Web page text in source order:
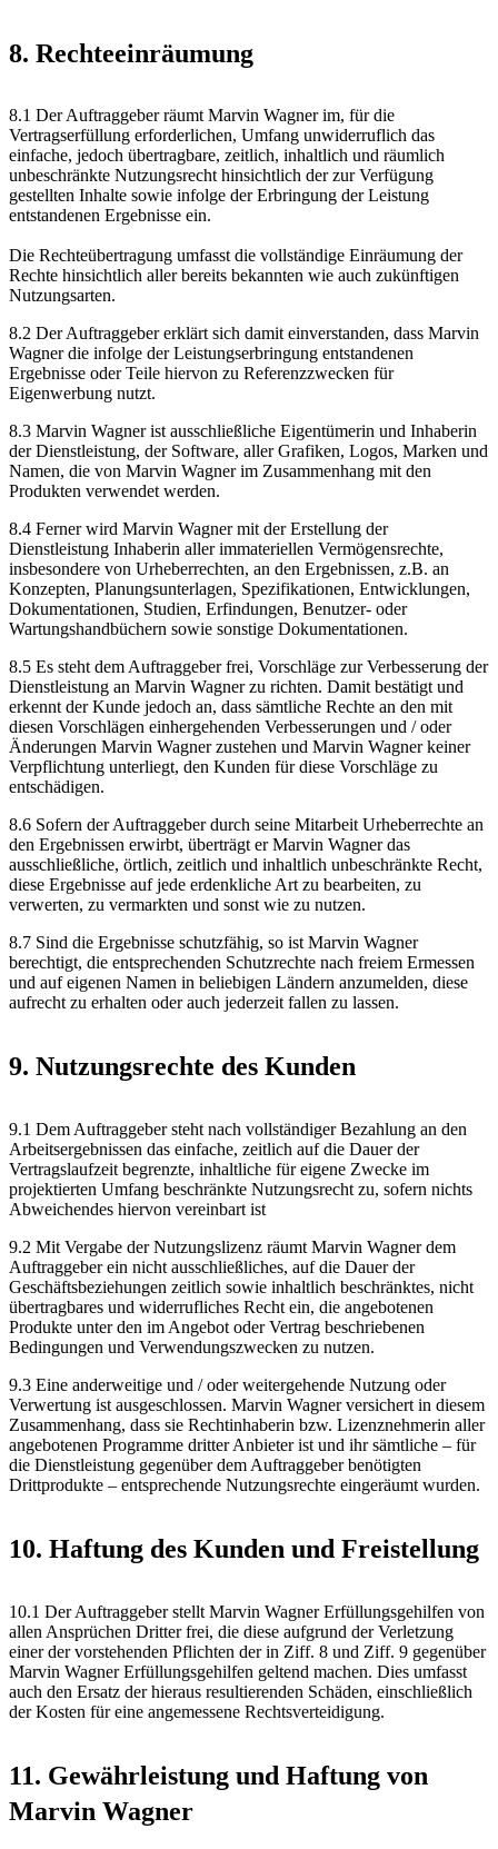
8. Rechteeinräumung
8.1 Der Auftraggeber räumt Marvin Wagner im, für die
Vertragserfüllung erforderlichen, Umfang unwiderruflich das
einfache, jedoch übertragbare, zeitlich, inhaltlich und räumlich
unbeschränkte Nutzungsrecht hinsichtlich der zur Verfügung
gestellten Inhalte sowie infolge der Erbringung der Leistung
entstandenen Ergebnisse ein.
Die Rechteübertragung umfasst die vollständige Einräumung der
Rechte hinsichtlich aller bereits bekannten wie auch zukünftigen
Nutzungsarten.
8.2 Der Auftraggeber erklärt sich damit einverstanden, dass Marvin
Wagner die infolge der Leistungserbringung entstandenen
Ergebnisse oder Teile hiervon zu Referenzzwecken für
Eigenwerbung nutzt.
8.3 Marvin Wagner ist ausschließliche Eigentümerin und Inhaberin
der Dienstleistung, der Software, aller Grafiken, Logos, Marken und
Namen, die von Marvin Wagner im Zusammenhang mit den
Produkten verwendet werden.
8.4 Ferner wird Marvin Wagner mit der Erstellung der
Dienstleistung Inhaberin aller immateriellen Vermögensrechte,
insbesondere von Urheberrechten, an den Ergebnissen, z.B. an
Konzepten, Planungsunterlagen, Spezifikationen, Entwicklungen,
Dokumentationen, Studien, Erfindungen, Benutzer- oder
Wartungshandbüchern sowie sonstige Dokumentationen.
8.5 Es steht dem Auftraggeber frei, Vorschläge zur Verbesserung der
Dienstleistung an Marvin Wagner zu richten. Damit bestätigt und
erkennt der Kunde jedoch an, dass sämtliche Rechte an den mit
diesen Vorschlägen einhergehenden Verbesserungen und / oder
Änderungen Marvin Wagner zustehen und Marvin Wagner keiner
Verpflichtung unterliegt, den Kunden für diese Vorschläge zu
entschädigen.
8.6 Sofern der Auftraggeber durch seine Mitarbeit Urheberrechte an
den Ergebnissen erwirbt, überträgt er Marvin Wagner das
ausschließliche, örtlich, zeitlich und inhaltlich unbeschränkte Recht,
diese Ergebnisse auf jede erdenkliche Art zu bearbeiten, zu
verwerten, zu vermarkten und sonst wie zu nutzen.
8.7 Sind die Ergebnisse schutzfähig, so ist Marvin Wagner
berechtigt, die entsprechenden Schutzrechte nach freiem Ermessen
und auf eigenen Namen in beliebigen Ländern anzumelden, diese
aufrecht zu erhalten oder auch jederzeit fallen zu lassen.
9. Nutzungsrechte des Kunden
9.1 Dem Auftraggeber steht nach vollständiger Bezahlung an den
Arbeitsergebnissen das einfache, zeitlich auf die Dauer der
Vertragslaufzeit begrenzte, inhaltliche für eigene Zwecke im
projektierten Umfang beschränkte Nutzungsrecht zu, sofern nichts
Abweichendes hiervon vereinbart ist
9.2 Mit Vergabe der Nutzungslizenz räumt Marvin Wagner dem
Auftraggeber ein nicht ausschließliches, auf die Dauer der
Geschäftsbeziehungen zeitlich sowie inhaltlich beschränktes, nicht
übertragbares und widerrufliches Recht ein, die angebotenen
Produkte unter den im Angebot oder Vertrag beschriebenen
Bedingungen und Verwendungszwecken zu nutzen.
9.3 Eine anderweitige und / oder weitergehende Nutzung oder
Verwertung ist ausgeschlossen. Marvin Wagner versichert in diesem
Zusammenhang, dass sie Rechtinhaberin bzw. Lizenznehmerin aller
angebotenen Programme dritter Anbieter ist und ihr sämtliche – für
die Dienstleistung gegenüber dem Auftraggeber benötigten
Drittprodukte – entsprechende Nutzungsrechte eingeräumt wurden.
10. Haftung des Kunden und Freistellung
10.1 Der Auftraggeber stellt Marvin Wagner Erfüllungsgehilfen von
allen Ansprüchen Dritter frei, die diese aufgrund der Verletzung
einer der vorstehenden Pflichten der in Ziff. 8 und Ziff. 9 gegenüber
Marvin Wagner Erfüllungsgehilfen geltend machen. Dies umfasst
auch den Ersatz der hieraus resultierenden Schäden, einschließlich
der Kosten für eine angemessene Rechtsverteidigung.
11. Gewährleistung und Haftung von
Marvin Wagner